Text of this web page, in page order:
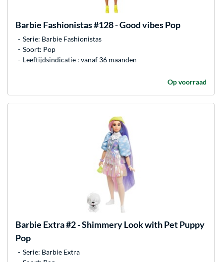
Barbie Fashionistas #128 - Good vibes Pop
Serie: Barbie Fashionistas
Soort: Pop
Leeftijdsindicatie : vanaf 36 maanden
Op voorraad
Barbie Extra #2 - Shimmery Look with Pet Puppy
Pop
Serie: Barbie Extra